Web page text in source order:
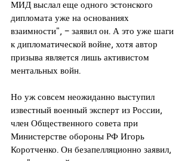
МИД выслал еще одного эстонского
дипломата уже на основаниях
взаимности", – заявил он. А это уже шаги
к дипломатической войне, хотя автор
призыва является лишь активистом
ментальных войн.
Но уж совсем неожиданно выступил
известный военный эксперт из России,
член Общественного совета при
Министерстве обороны РФ Игорь
Коротченко. Он безапелляционно заявил,